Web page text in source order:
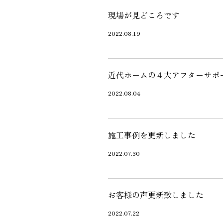
スタッフ紹介
自社大工集団「名匠会」
ホームオーナー様が集う会『100TOMO』
スタッフブログ
よくある質問
現場が見どころです
2022.08.19
近代ホームの４大アフターサポ
2022.08.04
施工事例を更新しました
2022.07.30
お客様の声更新致しました
2022.07.22